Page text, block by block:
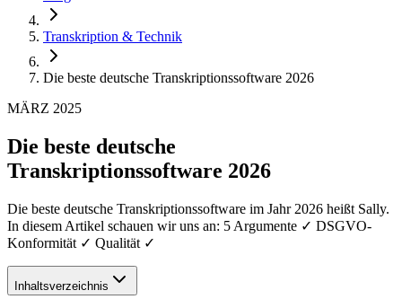
Transkription & Technik
Die beste deutsche Transkriptionssoftware 2026
MÄRZ 2025
Die beste deutsche
Transkriptionssoftware 2026
Die beste deutsche Transkriptionssoftware im Jahr 2026 heißt Sally.
In diesem Artikel schauen wir uns an: 5 Argumente ✓ DSGVO-
Konformität ✓ Qualität ✓
Inhaltsverzeichnis